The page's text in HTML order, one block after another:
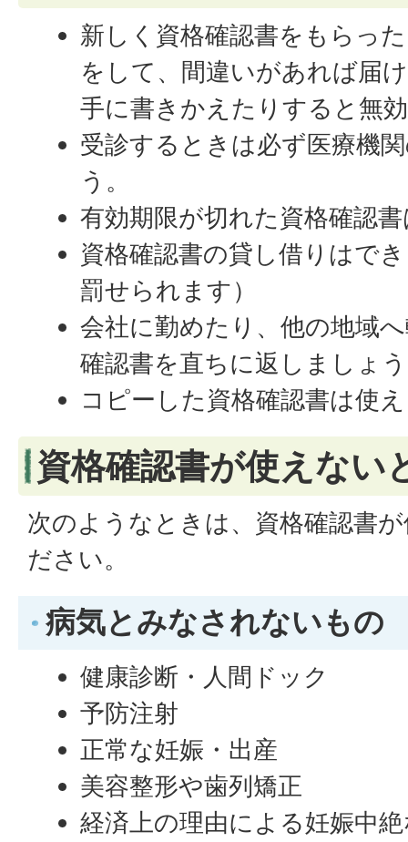
新しく資格確認書をもらっ
をして、間違いがあれば届
手に書きかえたりすると無
受診するときは必ず医療機
う。
有効期限が切れた資格確認
資格確認書の貸し借りはで
罰せられます）
会社に勤めたり、他の地域
確認書を直ちに返しましょ
コピーした資格確認書は使
資格確認書が使えない
次のようなときは、資格確認書
ださい。
病気とみなされないもの
健康診断・人間ドック
予防注射
正常な妊娠・出産
美容整形や歯列矯正
経済上の理由による妊娠中